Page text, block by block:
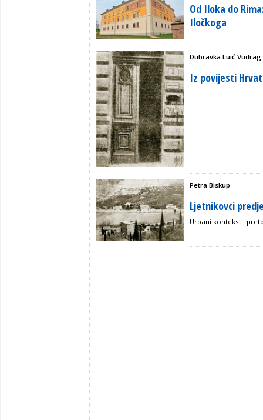
Od Iloka do
Iločkoga
Dubravka Luić Vudrag
Iz povijesti
Petra Biskup
Ljetnikovci
Urbani kontekst i